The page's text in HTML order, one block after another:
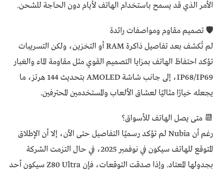
الأمر الذي قد يسمح باستخدام الهاتف لأيام دون الحاجة للشحن.
🛡️ تصميم مقاوم ومواصفات رائدة
لم تُكشف بعد تفاصيل ذاكرة RAM أو التخزين، ولكن التسريبات
تؤكد احتفاظ الهاتف بمزايا التصميم القوي مثل مقاومة الماء والغبار
IP68/IP69، إلى جانب شاشة AMOLED بتحديث 144 هرتز، ما
يجعله خيارًا مثاليًا لعشاق الألعاب والمستخدمين المحترفين.
📆 متى يصل الهاتف للأسواق؟
رغم أن Nubia لم تؤكد رسميًا التفاصيل حتى الآن، إلا أن الإطلاق
المتوقع للهاتف سيكون في نوفمبر 2025، في حال التزمت الشركة
بجدولها المعتاد. وإذا صدقت التوقعات، فإن Z80 Ultra سيكون أحد